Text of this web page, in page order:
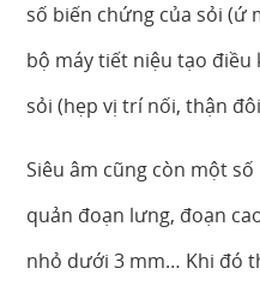
số biến chứng của sỏi
bộ máy tiết niệu tạo
sỏi (hẹp vị trí nối, thận
Siêu âm cũng còn một
quản đoạn lưng, đoạn
nhỏ dưới 3 mm… Khi đó